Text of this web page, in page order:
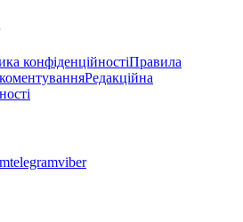
конфіденційностіПравила
Редакційна
telegramviber